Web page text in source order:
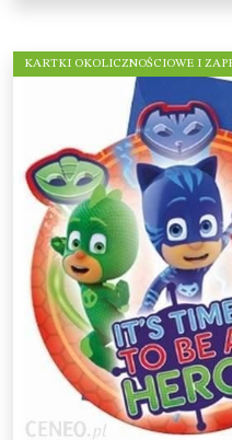
KARTKI OKOLICZNOŚCIOWE I